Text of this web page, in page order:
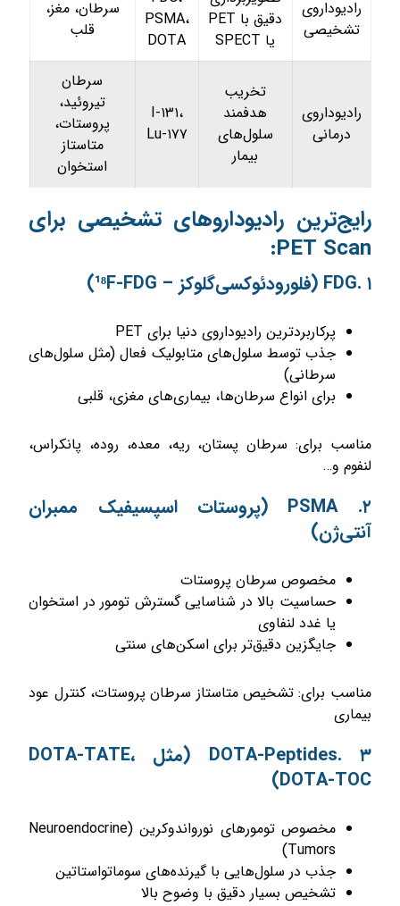
رادیوداروی
تشخیصی
دقیق با PET
یا SPECT
PSMA،
DOTA
سرطان، مغز،
قلب
رادیوداروی
درمانی
تخریب
هدفمند
سلول‌های
بیمار
I-۱۳۱،
Lu-۱۷۷
سرطان
تیروئید،
پروستات،
متاستاز
استخوان
رایج‌ترین رادیوداروهای تشخیصی برای
PET Scan:
FDG. ۱ (فلورودئوکسی‌گلوکز – ¹⁸F-FDG)
پرکاربردترین رادیوداروی دنیا برای PET
جذب توسط سلول‌های متابولیک فعال (مثل سلول‌های
سرطانی)
برای انواع سرطان‌ها، بیماری‌های مغزی، قلبی
مناسب برای: سرطان پستان، ریه، معده، روده، پانکراس،
لنفوم و…
۲. PSMA (پروستات اسپسیفیک ممبران
آنتی‌ژن)
مخصوص سرطان پروستات
حساسیت بالا در شناسایی گسترش تومور در استخوان
یا غدد لنفاوی
جایگزین دقیق‌تر برای اسکن‌های سنتی
مناسب برای: تشخیص متاستاز سرطان پروستات، کنترل عود
بیماری
۳ .DOTA-Peptides (مثل DOTA-TATE،
DOTA-TOC)
مخصوص تومورهای نورواندوکرین (Neuroendocrine
Tumors)
جذب در سلول‌هایی با گیرنده‌های سوماتواستاتین
تشخیص بسیار دقیق با وضوح بالا